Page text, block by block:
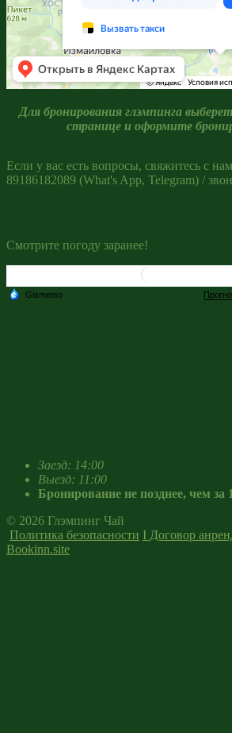
Для бронирования глэмпинга
странице и оформите
Если у вас есть вопросы, свяжитесь с
89186182089 (What's App, Telegram) /
Смотрите погоду заранее!
Заезд: 14:00
Выезд: 11:00
Бронирование не позднее, чем за
© 2026 Глэмпинг Чай
Политика безопасности I Договор
Bookinn.site